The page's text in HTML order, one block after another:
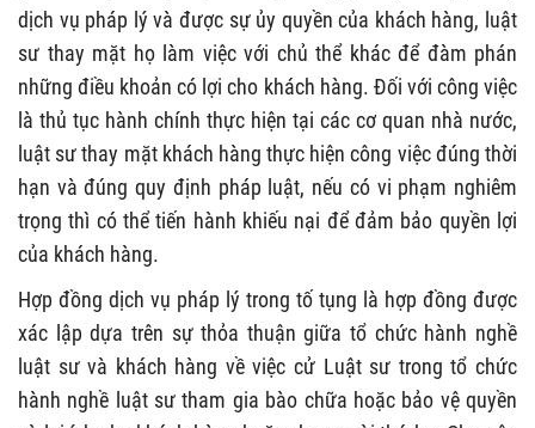
dịch vụ pháp lý và được sự ủy quyền của khách hàng, luật
sư thay mặt họ làm việc với chủ thể khác để đàm phán
những điều khoản có lợi cho khách hàng. Đối với công việc
là thủ tục hành chính thực hiện tại các cơ quan nhà nước,
luật sư thay mặt khách hàng thực hiện công việc đúng thời
hạn và đúng quy định pháp luật, nếu có vi phạm nghiêm
trọng thì có thể tiến hành khiếu nại để đảm bảo quyền lợi
của khách hàng.
Hợp đồng dịch vụ pháp lý trong tố tụng là hợp đồng được
xác lập dựa trên sự thỏa thuận giữa tổ chức hành nghề
luật sư và khách hàng về việc cử Luật sư trong tổ chức
hành nghề luật sư tham gia bào chữa hoặc bảo vệ quyền